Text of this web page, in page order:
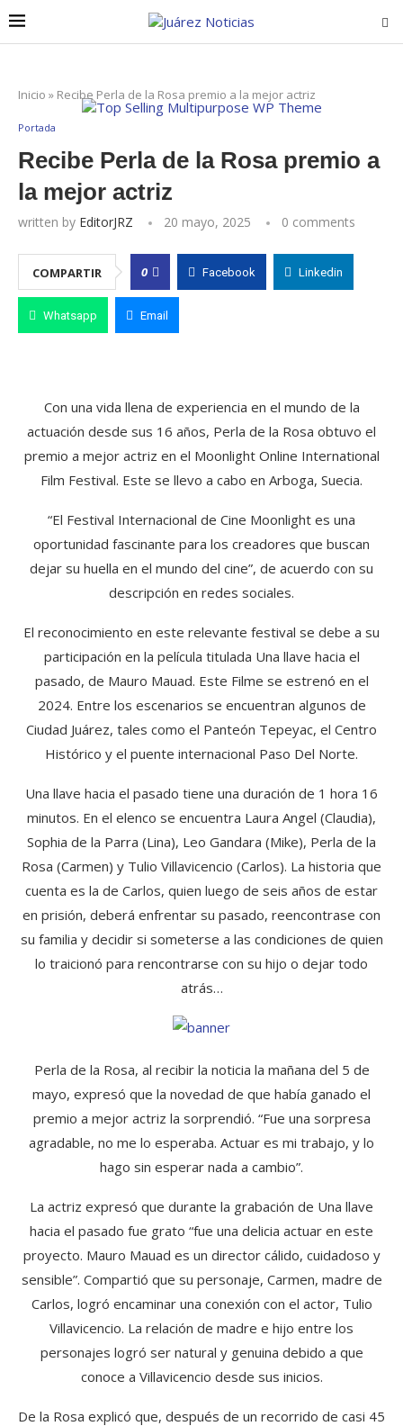
Inicio » Recibe Perla de la Rosa premio a la mejor actriz
Portada
Recibe Perla de la Rosa premio a
la mejor actriz
written by EditorJRZ 20 mayo, 2025 0 comments
COMPARTIR 0 Facebook Linkedin
Whatsapp Email
Con una vida llena de experiencia en el mundo de la
actuación desde sus 16 años, Perla de la Rosa obtuvo el
premio a mejor actriz en el Moonlight Online International
Film Festival. Este se llevo a cabo en Arboga, Suecia.
“El Festival Internacional de Cine Moonlight es una
oportunidad fascinante para los creadores que buscan
dejar su huella en el mundo del cine”, de acuerdo con su
descripción en redes sociales.
El reconocimiento en este relevante festival se debe a su
participación en la película titulada Una llave hacia el
pasado, de Mauro Mauad. Este Filme se estrenó en el
2024. Entre los escenarios se encuentran algunos de
Ciudad Juárez, tales como el Panteón Tepeyac, el Centro
Histórico y el puente internacional Paso Del Norte.
Una llave hacia el pasado tiene una duración de 1 hora 16
minutos. En el elenco se encuentra Laura Angel (Claudia),
Sophia de la Parra (Lina), Leo Gandara (Mike), Perla de la
Rosa (Carmen) y Tulio Villavicencio (Carlos). La historia que
cuenta es la de Carlos, quien luego de seis años de estar
en prisión, deberá enfrentar su pasado, reencontrase con
su familia y decidir si someterse a las condiciones de quien
lo traicionó para rencontrarse con su hijo o dejar todo
atrás…
Perla de la Rosa, al recibir la noticia la mañana del 5 de
mayo, expresó que la novedad de que había ganado el
premio a mejor actriz la sorprendió. “Fue una sorpresa
agradable, no me lo esperaba. Actuar es mi trabajo, y lo
hago sin esperar nada a cambio”.
La actriz expresó que durante la grabación de Una llave
hacia el pasado fue grato “fue una delicia actuar en este
proyecto. Mauro Mauad es un director cálido, cuidadoso y
sensible”. Compartió que su personaje, Carmen, madre de
Carlos, logró encaminar una conexión con el actor, Tulio
Villavicencio. La relación de madre e hijo entre los
personajes logró ser natural y genuina debido a que
conoce a Villavicencio desde sus inicios.
De la Rosa explicó que, después de un recorrido de casi 45